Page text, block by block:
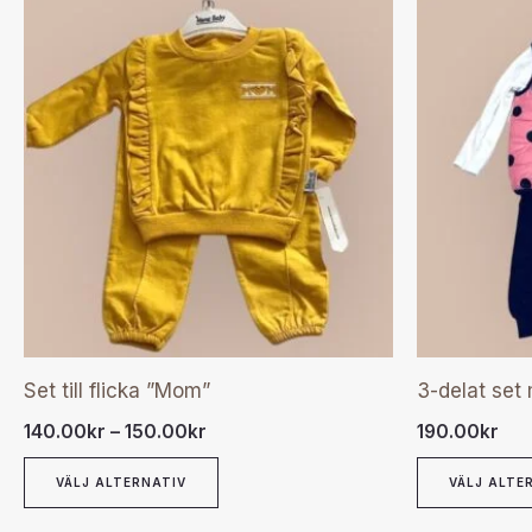
Set till flicka ”Mom”
140.00kr – 150.00kr
140.00kr
till
150.00kr
VÄLJ ALTERNATIV
här
produkten
har
flera
varianter.
De
olika
alternativen
3-delat set
190.00kr
VÄLJ